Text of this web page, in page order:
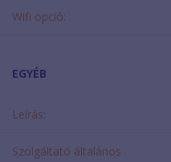
Wifi opció:
EGYÉB
Leírás:
Szolgáltató általános